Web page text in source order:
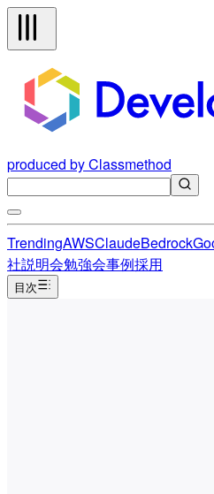
produced by Classmethod
TrendingAWSClaudeBedrock
社説明会勉強会事例採用
目次